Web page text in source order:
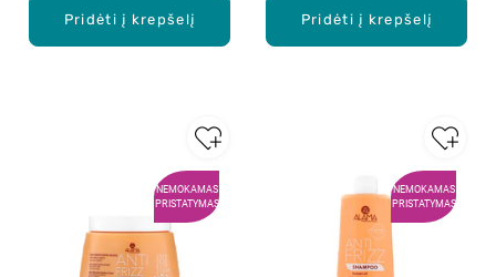
Pridėti į krepšelį Pridėti į krepšelį
NEMOKAMAS
PRISTATYMAS
NEMOKAMAS
PRISTATYMAS